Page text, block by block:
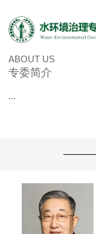
ABOUT US
专委简介
...